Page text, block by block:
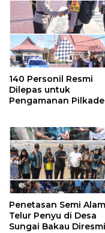
140 Personil Resmi
Dilepas untuk
Pengamanan
Penetasan Semi
Telur Penyu di Desa
Sungai Bakau